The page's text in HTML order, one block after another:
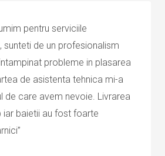
pentru serviciile
sunteti de un profesionalism
probleme in plasarea
de asistenta tehnica mi-a
de care avem nevoie. Livrarea
iar baietii au fost foarte